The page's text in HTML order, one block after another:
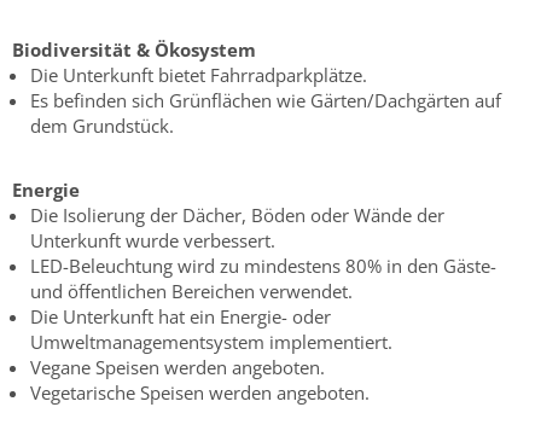
Biodiversität & Ökosystem
Die Unterkunft bietet Fahrradparkplätze.
Es befinden sich Grünflächen wie Gärten/Dachgärten auf
dem Grundstück.
Energie
Die Isolierung der Dächer, Böden oder Wände der
Unterkunft wurde verbessert.
LED-Beleuchtung wird zu mindestens 80% in den Gäste-
und öffentlichen Bereichen verwendet.
Die Unterkunft hat ein Energie- oder
Umweltmanagementsystem implementiert.
Vegane Speisen werden angeboten.
Vegetarische Speisen werden angeboten.